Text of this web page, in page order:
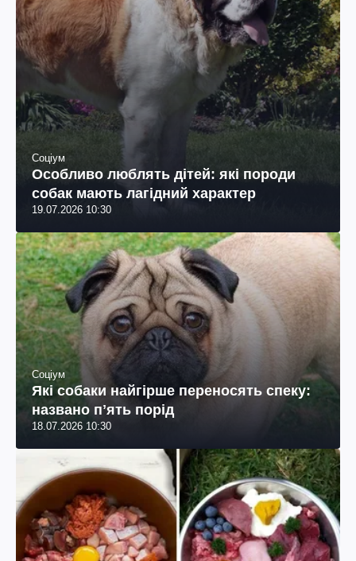
Соціум
Особливо люблять дітей: які породи
собак мають лагідний характер
19.07.2026 10:30
Соціум
Які собаки найгірше переносять спеку:
названо пʼять порід
18.07.2026 10:30